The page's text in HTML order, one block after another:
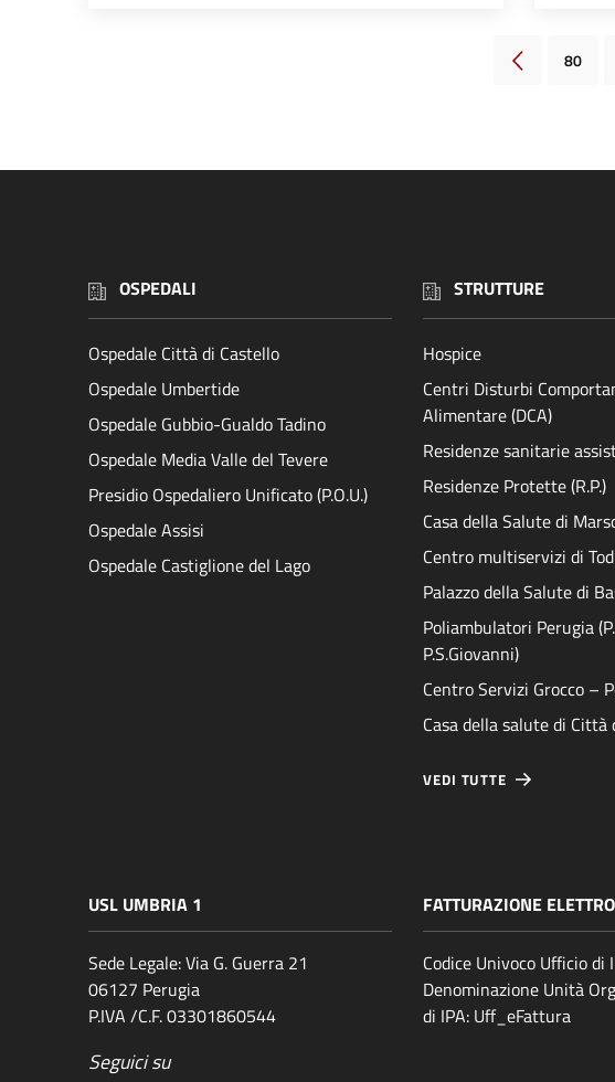
Pagina80
OSPEDALI
Ospedale Città di Castello
Ospedale Umbertide
Ospedale Gubbio-Gualdo Tadino
Ospedale Media Valle del Tevere
Presidio Ospedaliero Unificato (P.O.U.)
Ospedale Assisi
Ospedale Castiglione del Lago
STRUTTURE
Hospice
Centri Disturbi
Alimentare (DCA)
Residenze sanitarie
Residenze Protette (R.P.)
Casa della Salute di
Centro multiservizi di
Palazzo della Salute di
Poliambulatori Perugia
P.S.Giovanni)
Centro Servizi Grocco –
Casa della salute di Città
VEDI TUTTE
USL UMBRIA 1
Sede Legale: Via G. Guerra 21
06127 Perugia
P.IVA /C.F. 03301860544
Seguici su
FATTURAZIONE
Codice Univoco Ufficio di
Denominazione Unità
di IPA: Uff_eFattura